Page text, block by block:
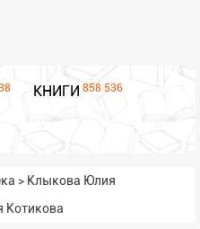
КНИГИ 858 536
> Клыкова Юлия
Котикова